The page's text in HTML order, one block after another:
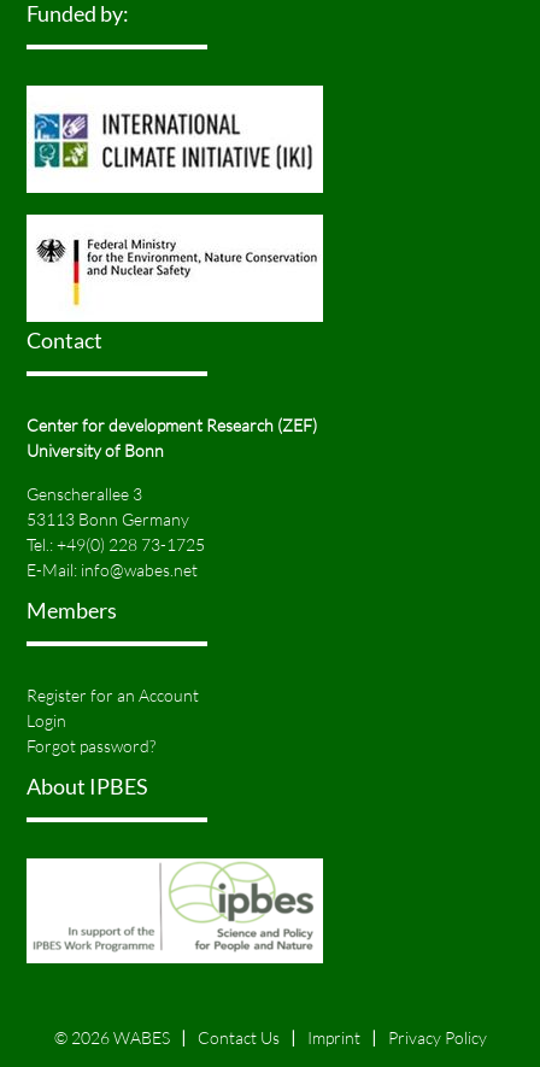
Funded by:
Contact
Center for development Research (ZEF)
University of Bonn
Genscherallee 3
53113 Bonn Germany
Tel.:+49(0) 228 73-1725
E-Mail: info@wabes.net
Members
Register for an Account
Login
Forgot password?
About IPBES
© 2026 WABES Contact Us Imprint Privacy Policy